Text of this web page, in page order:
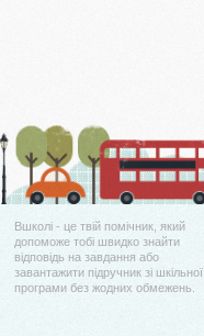
Вшколі - це твій помічник, який
допоможе тобі швидко знайти
відповідь на завдання або
завантажити підручник зі шкільної
програми без жодних обмежень.